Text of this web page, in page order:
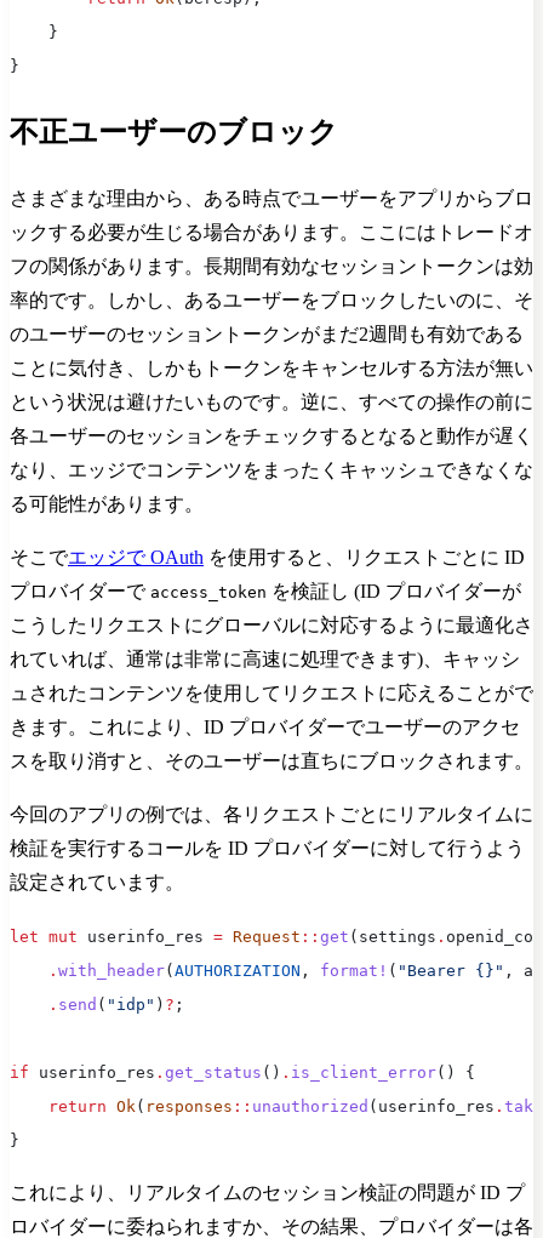
}
}
不正ユーザーのブロック
さまざまな理由から、ある時点でユーザーをアプリからブロ
ックする必要が生じる場合があります。ここにはトレードオ
フの関係があります。長期間有効なセッショントークンは効
率的です。しかし、あるユーザーをブロックしたいのに、そ
のユーザーのセッショントークンがまだ2週間も有効である
ことに気付き、しかもトークンをキャンセルする方法が無い
という状況は避けたいものです。逆に、すべての操作の前に
各ユーザーのセッションをチェックするとなると動作が遅く
なり、エッジでコンテンツをまったくキャッシュできなくな
る可能性があります。
そこでエッジで OAuth を使用すると、リクエストごとに ID
プロバイダーで access_token を検証し (ID プロバイダーが
こうしたリクエストにグローバルに対応するように最適化さ
れていれば、通常は非常に高速に処理できます)、キャッシ
ュされたコンテンツを使用してリクエストに応えることがで
きます。これにより、ID プロバイダーでユーザーのアクセ
スを取り消すと、そのユーザーは直ちにブロックされます。
今回のアプリの例では、各リクエストごとにリアルタイムに
検証を実行するコールを ID プロバイダーに対して行うよう
設定されています。
let mut userinfo_res = Request :: get (settings .
. with_header(AUTHORIZATION , format! ( "Bearer {}" ,
. send ( "idp" ) ? ;
if userinfo_res . get_status () . is_client_error() {
return Ok ( responses :: unauthorized (userinfo_res .
}
これにより、リアルタイムのセッション検証の問題が ID プ
ロバイダーに委ねられますか、その結果、プロバイダーは各